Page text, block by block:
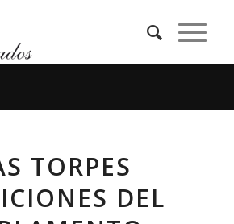
TORPES
DEL